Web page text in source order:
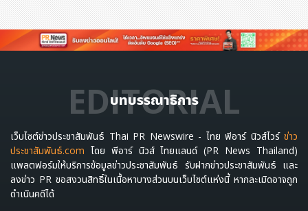
บทบรรณาธิการ
EDITORIAL
เว็บไซต์ข่าวประชาสัมพันธ์ Thai PR Newswire - ไทย พีอาร์ นิวส์ไวร์ ข่าว
ประชาสัมพันธ์.com โดย พีอาร์ นิวส์ ไทยแลนด์ (PR News Thailand)
แพลตฟอร์มให้บริการข้อมูลข่าวประชาสัมพันธ์ รับฝากข่าวประชาสัมพันธ์ และ
ลงข่าว PR ขอสงวนสิทธิ์ในเนื้อหาบางส่วนบนเว็บไซต์แห่งนี้ หากละเมิดอาจถูก
ดำเนินคดีได้